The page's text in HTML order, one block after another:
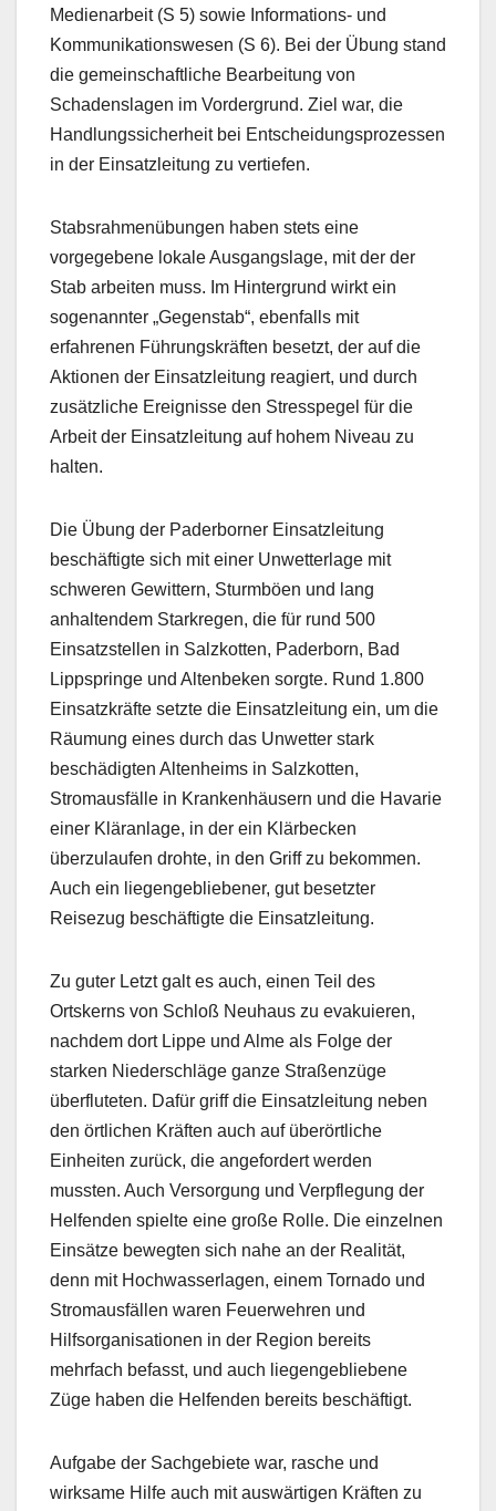
Medienarbeit (S 5) sowie Informations- und
Kommunikationswesen (S 6). Bei der Übung stand
die gemeinschaftliche Bearbeitung von
Schadenslagen im Vordergrund. Ziel war, die
Handlungssicherheit bei Entscheidungsprozessen
in der Einsatzleitung zu vertiefen.
Stabsrahmenübungen haben stets eine
vorgegebene lokale Ausgangslage, mit der der
Stab arbeiten muss. Im Hintergrund wirkt ein
sogenannter „Gegenstab“, ebenfalls mit
erfahrenen Führungskräften besetzt, der auf die
Aktionen der Einsatzleitung reagiert, und durch
zusätzliche Ereignisse den Stresspegel für die
Arbeit der Einsatzleitung auf hohem Niveau zu
halten.
Die Übung der Paderborner Einsatzleitung
beschäftigte sich mit einer Unwetterlage mit
schweren Gewittern, Sturmböen und lang
anhaltendem Starkregen, die für rund 500
Einsatzstellen in Salzkotten, Paderborn, Bad
Lippspringe und Altenbeken sorgte. Rund 1.800
Einsatzkräfte setzte die Einsatzleitung ein, um die
Räumung eines durch das Unwetter stark
beschädigten Altenheims in Salzkotten,
Stromausfälle in Krankenhäusern und die Havarie
einer Kläranlage, in der ein Klärbecken
überzulaufen drohte, in den Griff zu bekommen.
Auch ein liegengebliebener, gut besetzter
Reisezug beschäftigte die Einsatzleitung.
Zu guter Letzt galt es auch, einen Teil des
Ortskerns von Schloß Neuhaus zu evakuieren,
nachdem dort Lippe und Alme als Folge der
starken Niederschläge ganze Straßenzüge
überfluteten. Dafür griff die Einsatzleitung neben
den örtlichen Kräften auch auf überörtliche
Einheiten zurück, die angefordert werden
mussten. Auch Versorgung und Verpflegung der
Helfenden spielte eine große Rolle. Die einzelnen
Einsätze bewegten sich nahe an der Realität,
denn mit Hochwasserlagen, einem Tornado und
Stromausfällen waren Feuerwehren und
Hilfsorganisationen in der Region bereits
mehrfach befasst, und auch liegengebliebene
Züge haben die Helfenden bereits beschäftigt.
Aufgabe der Sachgebiete war, rasche und
wirksame Hilfe auch mit auswärtigen Kräften zu